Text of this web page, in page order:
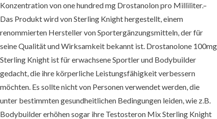
Konzentration von one hundred mg Drostanolon pro Milliliter.–
Das Produkt wird von Sterling Knight hergestellt, einem
renommierten Hersteller von Sportergänzungsmitteln, der für
seine Qualität und Wirksamkeit bekannt ist. Drostanolone 100mg
Sterling Knight ist für erwachsene Sportler und Bodybuilder
gedacht, die ihre körperliche Leistungsfähigkeit verbessern
möchten. Es sollte nicht von Personen verwendet werden, die
unter bestimmten gesundheitlichen Bedingungen leiden, wie z.B.
Bodybuilder erhöhen sogar ihre Testosteron Mix Sterling Knight